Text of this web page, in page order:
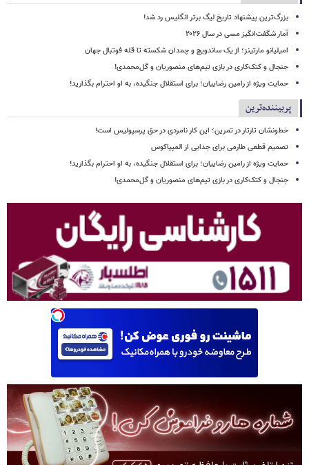
بزرگ‌ترین پیشنهاد تاریخ لیگ برتر انگلیس رد شد!
آمار شگفت‌انگیز مسی در سال ۲۰۲۶
امیلیانو مارتینز؛ از یک ساندویچ و چمدان شکسته تا قله فوتبال جهان
جنجال و کتک‌کاری در بازی تیم‌های منصوریان و گل‌محمدی!
حمایت ویژه از رامین رضاییان؛ برای استقلال جنگیده، به او احترام بگذارید!
پربیننده‌ترین
خط‌ونشان تارتار در تمرین؛ این کار نامردی در حق پرسپولیس است!
تصمیم قطعی طارمی برای جدایی از المپیاکوس
حمایت ویژه از رامین رضاییان؛ برای استقلال جنگیده، به او احترام بگذارید!
جنجال و کتک‌کاری در بازی تیم‌های منصوریان و گل‌محمدی!